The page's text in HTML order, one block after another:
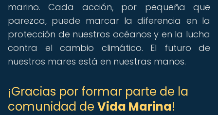
marino. Cada acción, por pequeña que
parezca, puede marcar la diferencia en la
protección de nuestros océanos y en la lucha
contra el cambio climático. El futuro de
nuestros mares está en nuestras manos.
¡Gracias por formar parte de la
comunidad de Vida Marina!